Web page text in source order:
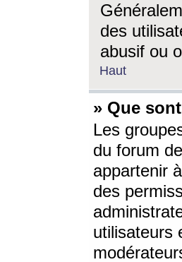
des
abusif ou
Haut
» Que
Les
du forum
appartenir
des
utilisateurs